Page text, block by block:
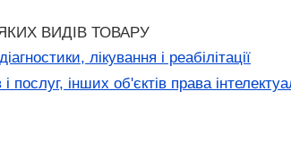
ВИДІВ ТОВАРУ
лікування і реабілітації
інших об'єктів права